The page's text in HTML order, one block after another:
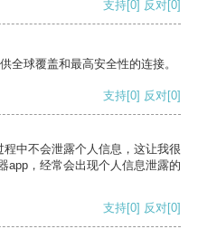
支持[0] 反对[0]
全球覆盖和最高安全性的连接。
支持[0] 反对[0]
中不会泄露个人信息，这让我很
app，经常会出现个人信息泄露的
支持[0] 反对[0]